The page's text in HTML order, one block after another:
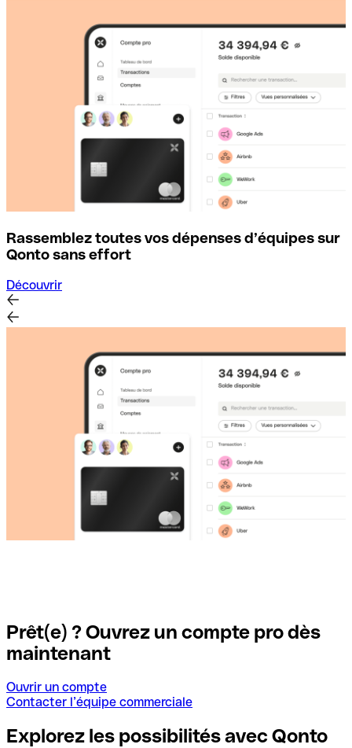
Rassemblez toutes vos dépenses d’équipes sur
Qonto sans effort
Découvrir
Prêt(e) ? Ouvrez un compte pro dès
maintenant
Ouvrir un compte
Contacter l’équipe commerciale
Explorez les possibilités avec Qonto